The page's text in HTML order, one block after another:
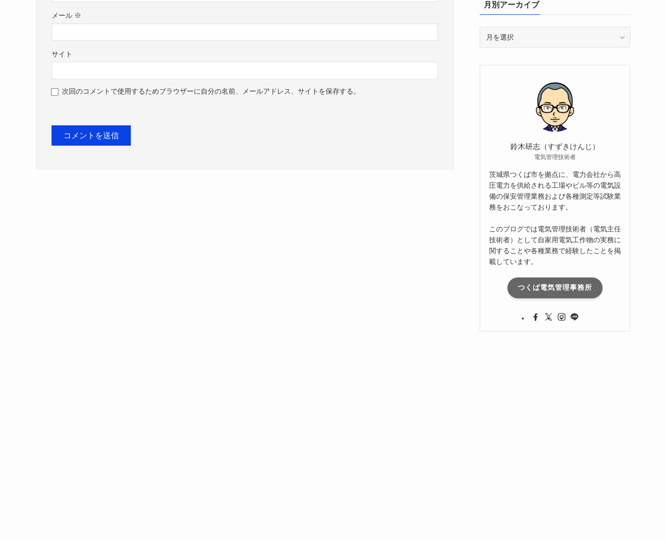
メール ※
サイト
次回のコメントで使用するためブラウザーに自分の名前、メールアドレス、サイトを保存する。
月別アーカイブ
ー
鈴木研志（すずきけんじ）
電気管理技術者
茨城県つくば市を拠点に、電力会社から高
圧電力を供給される工場やビル等の電気設
備の保安管理業務および各種測定等試験業
務をおこなっております。
このブログでは電気管理技術者（電気主任
技術者）として自家用電気工作物の実務に
関することや各種業務で経験したことを掲
載しています。
つくば電気管理事務所